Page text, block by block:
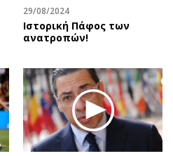
29/08/2024
Ιστορική Πάφος των
ανατροπών!